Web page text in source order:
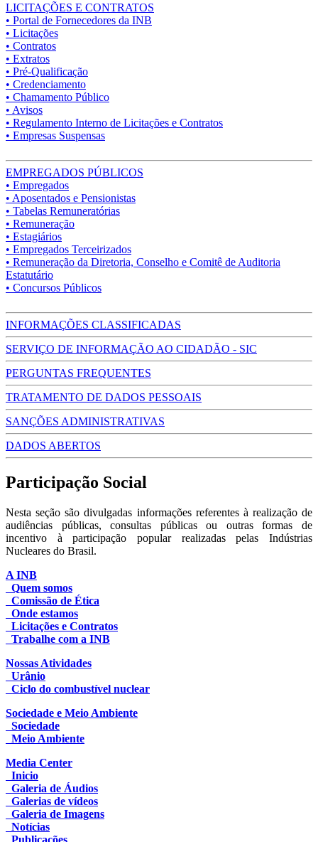
LICITAÇÕES E CONTRATOS
• Portal de Fornecedores da INB
• Licitações
• Contratos
• Extratos
• Pré-Qualificação
• Credenciamento
• Chamamento Público
• Avisos
• Regulamento Interno de Licitações e Contratos
• Empresas Suspensas
EMPREGADOS PÚBLICOS
• Empregados
• Aposentados e Pensionistas
• Tabelas Remuneratórias
• Remuneração
• Estagiários
• Empregados Terceirizados
• Remuneração da Diretoria, Conselho e Comitê de Auditoria
Estatutário
• Concursos Públicos
INFORMAÇÕES CLASSIFICADAS
SERVIÇO DE INFORMAÇÃO AO CIDADÃO - SIC
PERGUNTAS FREQUENTES
TRATAMENTO DE DADOS PESSOAIS
SANÇÕES ADMINISTRATIVAS
DADOS ABERTOS
Participação Social
Nesta seção são divulgadas informações referentes à realização de
audiências públicas, consultas públicas ou outras formas de
incentivo à participação popular realizadas pelas Indústrias
Nucleares do Brasil.
A INB
Quem somos
Comissão de Ética
Onde estamos
Licitações e Contratos
Trabalhe com a INB
Nossas Atividades
Urânio
Ciclo do combustível nuclear
Sociedade e Meio Ambiente
Sociedade
Meio Ambiente
Media Center
Inicio
Galeria de Áudios
Galerias de vídeos
Galeria de Imagens
Notícias
Publicações